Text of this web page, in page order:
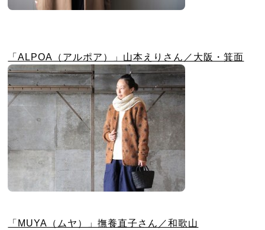
「ALPOA（アルポア）」山本えりさん／大阪・箕面
「MUYA（ムヤ）」撫養直子さん／和歌山